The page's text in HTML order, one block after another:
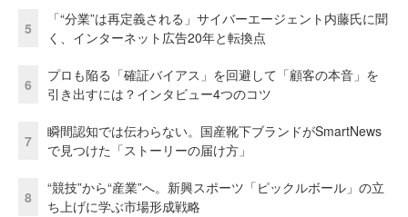
5
「“分業”は再定義される」サイバーエージェント内藤氏に聞
く、インターネット広告20年と転換点
6
プロも陥る「確証バイアス」を回避して「顧客の本音」を
引き出すには？インタビュー4つのコツ
7
瞬間認知では伝わらない。国産靴下ブランドがSmartNews
で見つけた「ストーリーの届け方」
8
“競技”から“産業”へ。新興スポーツ「ピックルボール」の立
ち上げに学ぶ市場形成戦略